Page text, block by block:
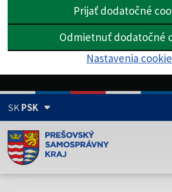
Prijať dodatočné
Odmietnuť dodatočné
Nastavenia
SKPSK
Doména psk.sk je oficiálna
Toto je oficiálna webová stránka